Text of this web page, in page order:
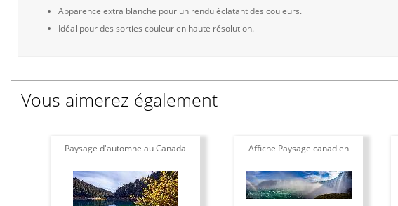
Apparence extra blanche pour un rendu éclatant des couleurs.
Idéal pour des sorties couleur en haute résolution.
Vous aimerez également
Paysage d'automne au Canada Affiche Paysage canadien